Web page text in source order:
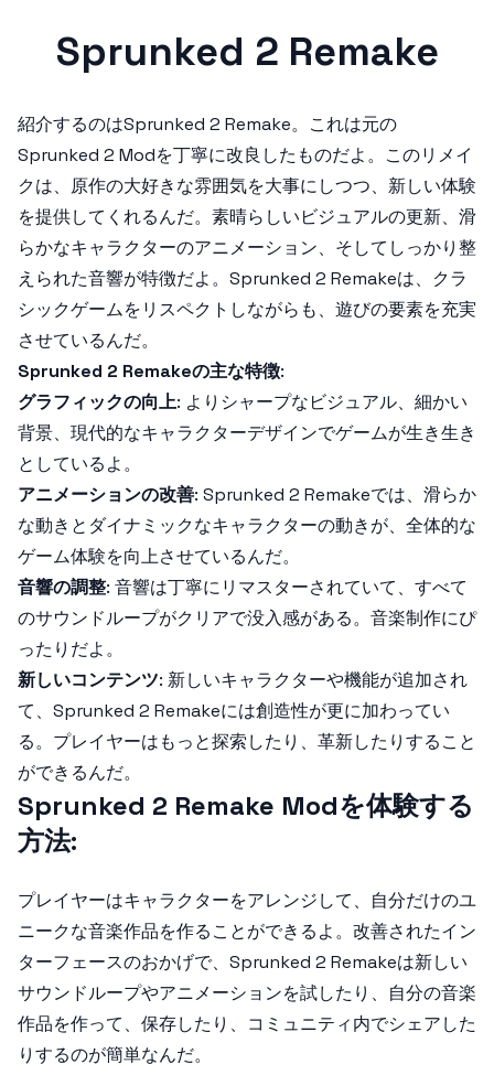
Sprunked 2 Remake
紹介するのはSprunked 2 Remake。これは元の
Sprunked 2 Modを丁寧に改良したものだよ。このリメイ
クは、原作の大好きな雰囲気を大事にしつつ、新しい体験
を提供してくれるんだ。素晴らしいビジュアルの更新、滑
らかなキャラクターのアニメーション、そしてしっかり整
えられた音響が特徴だよ。 Sprunked 2 Remakeは、クラ
シックゲームをリスペクトしながらも、遊びの要素を充実
させているんだ。
Sprunked 2 Remakeの主な特徴:
グラフィックの向上: よりシャープなビジュアル、細かい
背景、現代的なキャラクターデザインでゲームが生き生き
としているよ。
アニメーションの改善: Sprunked 2 Remakeでは、滑らか
な動きとダイナミックなキャラクターの動きが、全体的な
ゲーム体験を向上させているんだ。
音響の調整: 音響は丁寧にリマスターされていて、すべて
のサウンドループがクリアで没入感がある。音楽制作にぴ
ったりだよ。
新しいコンテンツ: 新しいキャラクターや機能が追加され
て、 Sprunked 2 Remakeには創造性が更に加わってい
る。プレイヤーはもっと探索したり、革新したりすること
ができるんだ。
Sprunked 2 Remake Modを体験する
方法:
プレイヤーはキャラクターをアレンジして、自分だけのユ
ニークな音楽作品を作ることができるよ。改善されたイン
ターフェースのおかげで、 Sprunked 2 Remakeは新しい
サウンドループやアニメーションを試したり、自分の音楽
作品を作って、保存したり、コミュニティ内でシェアした
りするのが簡単なんだ。